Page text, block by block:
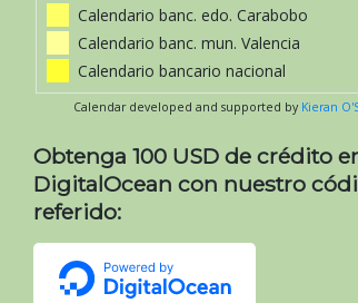
Calendario banc. edo. Carabobo
Calendario banc. mun. Valencia
Calendario bancario nacional
Calendar developed and supported by Kieran
Obtenga 100 USD de crédito
DigitalOcean con nuestro
referido: